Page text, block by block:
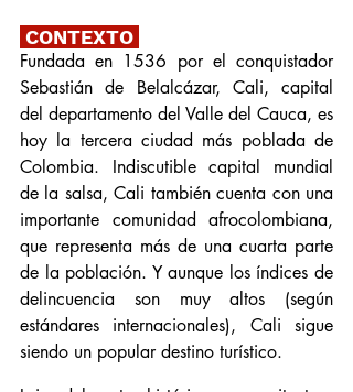
CONTEXTO
Fundada en 1536 por el conquistador
Sebastián de Belalcázar, Cali, capital
del departamento del Valle del Cauca, es
hoy la tercera ciudad más poblada de
Colombia. Indiscutible capital mundial
de la salsa, Cali también cuenta con una
importante comunidad afrocolombiana,
que representa más de una cuarta parte
de la población. Y aunque los índices de
delincuencia son muy altos (según
estándares internacionales), Cali sigue
siendo un popular destino turístico.